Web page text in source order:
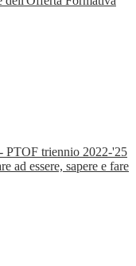
PTOF triennio 2022-'25
ad essere, sapere e fare